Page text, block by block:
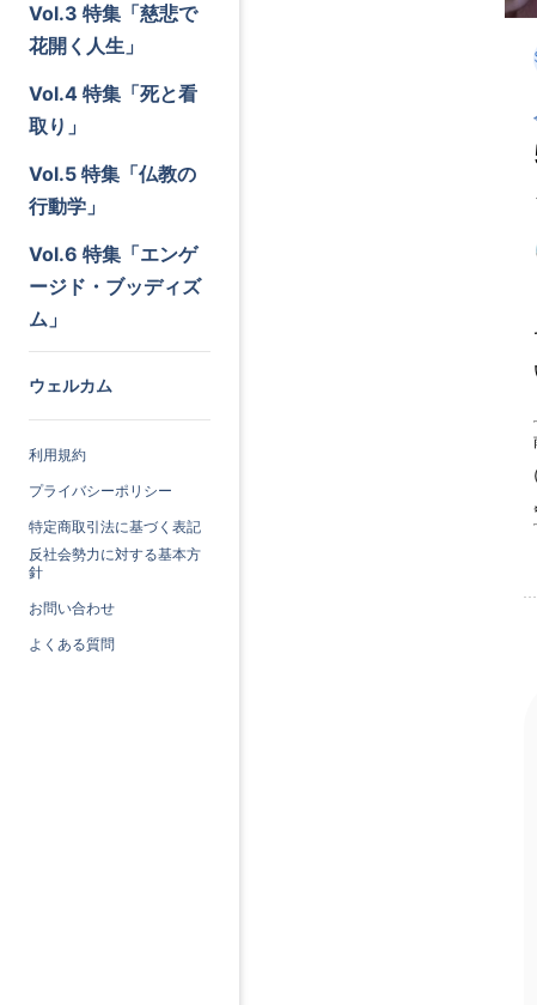
Vol.3 特集「慈悲で
花開く人生」
Vol.4 特集「死と看
取り」
Vol.5 特集「仏教の
行動学」
Vol.6 特集「エンゲ
ージド・ブッディズ
ム」
ウェルカム
利用規約
プライバシーポリシー
特定商取引法に基づく表記
反社会勢力に対する基本方
針
お問い合わせ
よくある質問